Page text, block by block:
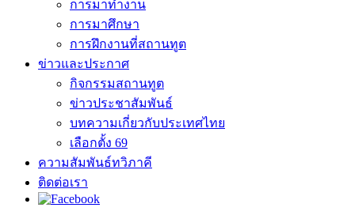
การมาทำงาน
การมาศึกษา
การฝึกงานที่สถานทูต
ข่าวและประกาศ
กิจกรรมสถานทูต
ข่าวประชาสัมพันธ์
บทความเกี่ยวกับประเทศไทย
เลือกตั้ง 69
ความสัมพันธ์ทวิภาคี
ติดต่อเรา